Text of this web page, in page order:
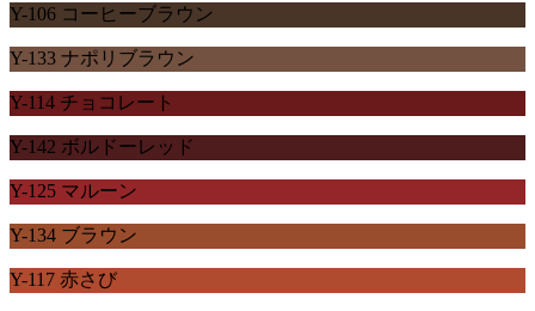
Y-106 コーヒーブラウン
Y-133 ナポリブラウン
Y-114 チョコレート
Y-142 ボルドーレッド
Y-125 マルーン
Y-134 ブラウン
Y-117 赤さび